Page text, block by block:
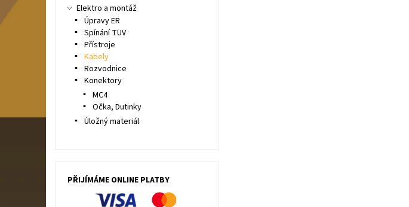
Elektro a montáž
Úpravy ER
Spínání TUV
Přístroje
Kabely
Rozvodnice
Konektory
MC4
Očka, Dutinky
Úložný materiál
PŘIJÍMÁME ONLINE PLATBY